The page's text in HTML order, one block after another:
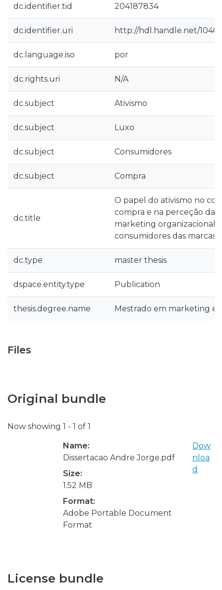
dc.identifier.tid 204187834
dc.identifier.uri http://hdl.handle.net/
dc.language.iso por
dc.rights.uri N/A
dc.subject Ativismo
dc.subject Luxo
dc.subject Consumidores
dc.subject Compra
dc.title
O papel do ativismo no
compra e na perceção da
marketing organizacional:
consumidores das marcas
dc.type master thesis
dspace.entity.type Publication
thesis.degree.name Mestrado em marketing e
Files
Original bundle
Now showing 1 - 1 of 1
Name:
Dissertacao Andre Jorge.pdf
Size:
1.52 MB
Format:
Adobe Portable Document
Format
Dow
nloa
d
License bundle